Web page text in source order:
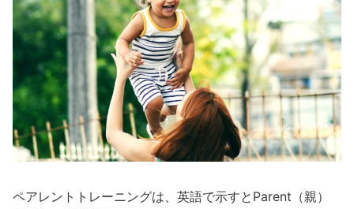
ペアレントトレーニングは、英語で示すとParent（親）